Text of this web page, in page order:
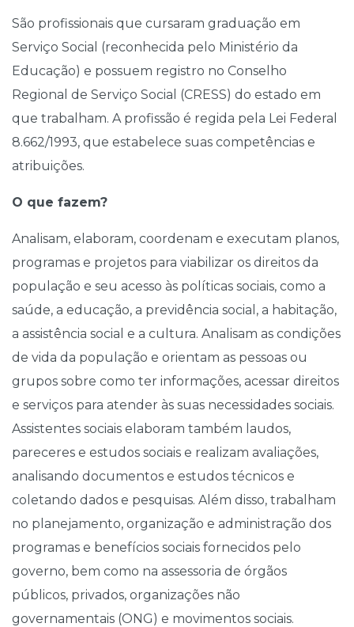
São profissionais que cursaram graduação em
Serviço Social (reconhecida pelo Ministério da
Educação) e possuem registro no Conselho
Regional de Serviço Social (CRESS) do estado em
que trabalham. A profissão é regida pela Lei Federal
8.662/1993, que estabelece suas competências e
atribuições.
O que fazem?
Analisam, elaboram, coordenam e executam planos,
programas e projetos para viabilizar os direitos da
população e seu acesso às políticas sociais, como a
saúde, a educação, a previdência social, a habitação,
a assistência social e a cultura. Analisam as condições
de vida da população e orientam as pessoas ou
grupos sobre como ter informações, acessar direitos
e serviços para atender às suas necessidades sociais.
Assistentes sociais elaboram também laudos,
pareceres e estudos sociais e realizam avaliações,
analisando documentos e estudos técnicos e
coletando dados e pesquisas. Além disso, trabalham
no planejamento, organização e administração dos
programas e benefícios sociais fornecidos pelo
governo, bem como na assessoria de órgãos
públicos, privados, organizações não
governamentais (ONG) e movimentos sociais.